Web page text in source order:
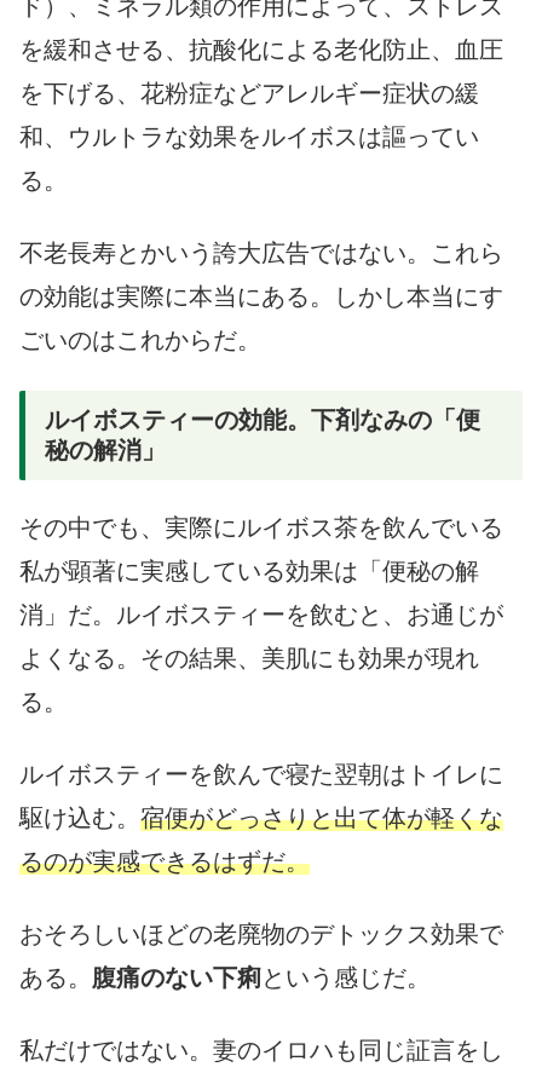
ド）、ミネラル類の作用によって、ストレス
を緩和させる、抗酸化による老化防止、血圧
を下げる、花粉症などアレルギー症状の緩
和、ウルトラな効果をルイボスは謳ってい
る。
不老長寿とかいう誇大広告ではない。これら
の効能は実際に本当にある。しかし本当にす
ごいのはこれからだ。
ルイボスティーの効能。下剤なみの「便
秘の解消」
その中でも、実際にルイボス茶を飲んでいる
私が顕著に実感している効果は「便秘の解
消」だ。ルイボスティーを飲むと、お通じが
よくなる。その結果、美肌にも効果が現れ
る。
ルイボスティーを飲んで寝た翌朝はトイレに
駆け込む。 宿便がどっさりと出て体が軽くな
るのが実感できるはずだ。
おそろしいほどの老廃物のデトックス効果で
ある。 腹痛のない下痢という感じだ。
私だけではない。妻のイロハも同じ証言をし